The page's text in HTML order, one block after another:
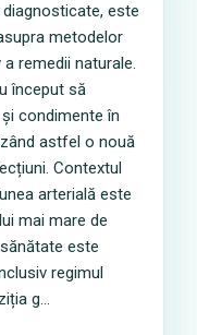
este
metodelor
remedii naturale.
început să
condimente în
astfel o nouă
Contextul
arterială este
mai mare de
este
regimul
g...